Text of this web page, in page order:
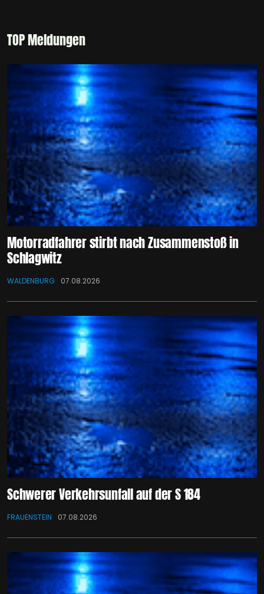
TOP Meldungen
Motorradfahrer stirbt nach Zusammenstoß in
Schlagwitz
WALDENBURG 07.08.2026
Schwerer Verkehrsunfall auf der S 184
FRAUENSTEIN 07.08.2026